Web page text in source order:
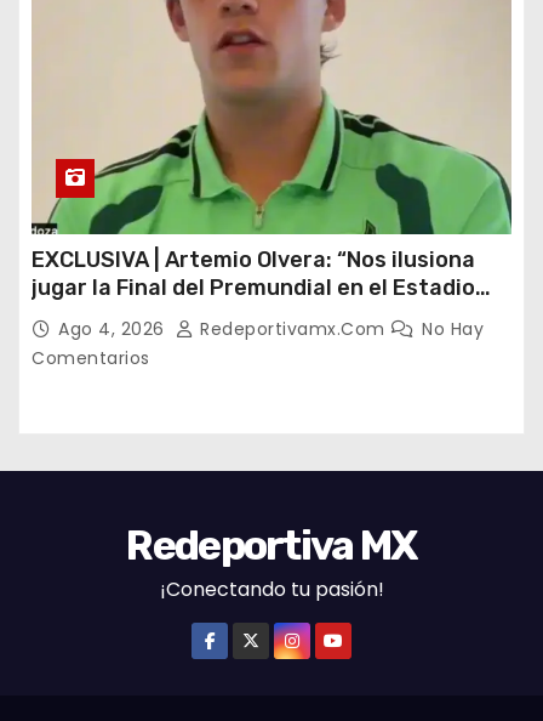
EXCLUSIVA | Artemio Olvera: “Nos ilusiona
jugar la Final del Premundial en el Estadio
Banorte”
Ago 4, 2026 Redeportivamx.com
No Hay
Comentarios
Redeportiva MX
¡Conectando tu pasión!